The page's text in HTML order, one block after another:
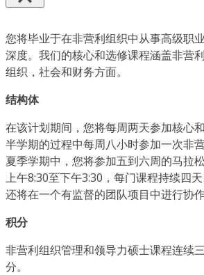
您将毕业于在非营利组织中从事高级职
深度。我们的核心和选修课程涵盖非营
组织，社会和财务方面。
结构体
在该计划期间，您将每周两天参加核心
半学期的过程中每周八小时参加一次非
夏季学期中，您将参加五到六周的马拉
上午8:30至下午3:30，每门课程持续四
还将在一个有监督的团队项目中进行协作
积分
非营利组织管理和领导力硕士课程连续
分。